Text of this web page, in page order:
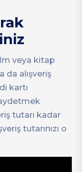
veya kitap
da alışveriş
kartı
tutarı kadar
tutarınızı o